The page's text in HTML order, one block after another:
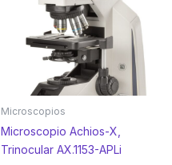
Euromex
Microscopios
Microscopio Achios-X,
Trinocular AX.1153-APLi